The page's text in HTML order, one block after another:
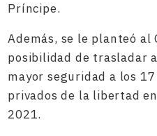
Príncipe.
Además, se le planteó al
posibilidad de trasladar
mayor seguridad a los
privados de la libertad
2021.